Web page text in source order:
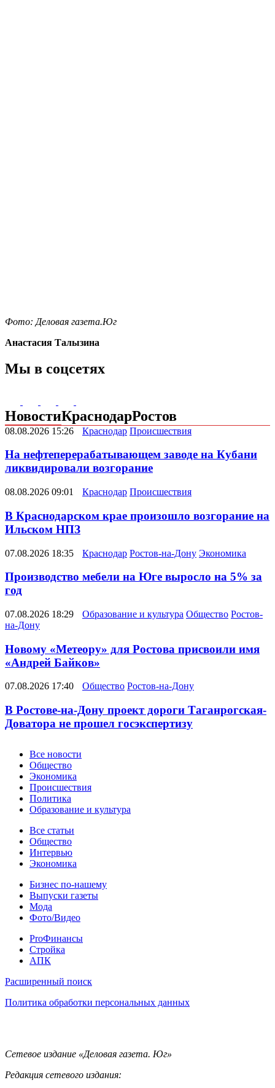
Фото: Деловая газета.Юг
Анастасия Талызина
Мы в соцсетях
НовостиКраснодарРостов
08.08.2026 15:26 Краснодар Происшествия
На нефтеперерабатывающем заводе на Кубани
ликвидировали возгорание
08.08.2026 09:01 Краснодар Происшествия
В Краснодарском крае произошло возгорание на
Ильском НПЗ
07.08.2026 18:35 Краснодар Ростов-на-Дону Экономика
Производство мебели на Юге выросло на 5% за
год
07.08.2026 18:29 Образование и культура Общество Ростов-
на-Дону
Новому «Метеору» для Ростова присвоили имя
«Андрей Байков»
07.08.2026 17:40 Общество Ростов-на-Дону
В Ростове-на-Дону проект дороги Таганрогская-
Доватора не прошел госэкспертизу
Новости
Все новости
Общество
Экономика
Происшествия
Политика
Образование и культура
Статьи
Все статьи
Общество
Интервью
Экономика
Разное
Бизнес по-нашему
Выпуски газеты
Мода
Фото/Видео
Pro
ProФинансы
Стройка
АПК
Информация
Расширенный поиск
Политика обработки персональных данных
Контакты
Сетевое издание «Деловая газета. Юг»
Редакция сетевого издания: